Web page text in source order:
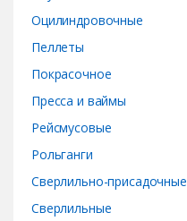
Оцилиндровочные
Пеллеты
Покрасочное
Пресса и ваймы
Рейсмусовые
Рольганги
Сверлильно-присадочные
Сверлильные